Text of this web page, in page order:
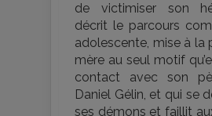
de victimiser son
décrit le parcours
adolescente, mise à la
mère au seul motif
contact avec son
Daniel Gélin, et qui se
ses démons et faillit